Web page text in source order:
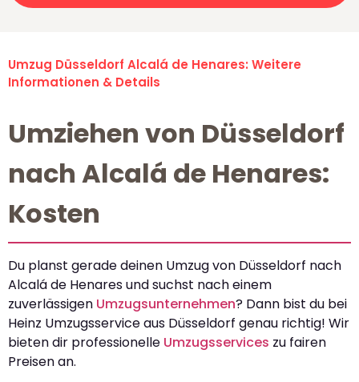
Umzug Düsseldorf Alcalá de Henares: Weitere
Informationen & Details
Umziehen von Düsseldorf
nach Alcalá de Henares:
Kosten
Du planst gerade deinen Umzug von Düsseldorf nach
Alcalá de Henares und suchst nach einem
zuverlässigen Umzugsunternehmen? Dann bist du bei
Heinz Umzugsservice aus Düsseldorf genau richtig! Wir
bieten dir professionelle Umzugsservices zu fairen
Preisen an.